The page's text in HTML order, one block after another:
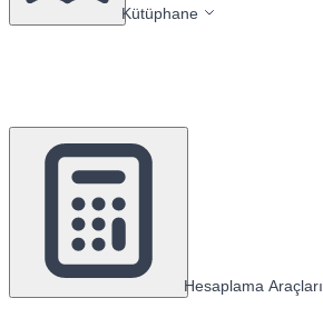
Kütüphane
Hesaplama Araçları